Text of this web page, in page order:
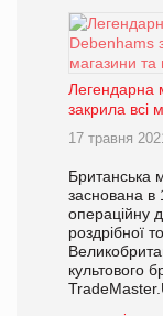
Легендарна
закрила всі
17 травня
Британська
заснована в
операційну
роздрібної
культового